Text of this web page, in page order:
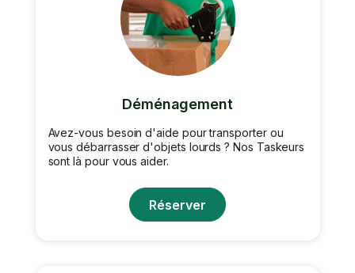
Déménagement
Avez-vous besoin d'aide pour transporter ou
vous débarrasser d'objets lourds ? Nos Taskeurs
sont là pour vous aider.
Réserver